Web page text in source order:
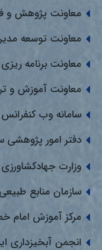
معاونت پژوهش و
معاونت توسعه
معاونت برنامه
معاونت آموزش و
سامانه وب
دفتر امور پژوهشی
وزارت جهادکشاورزی
سازمان منابع
مرکز آموزش امام
انجمن آبخیزداری